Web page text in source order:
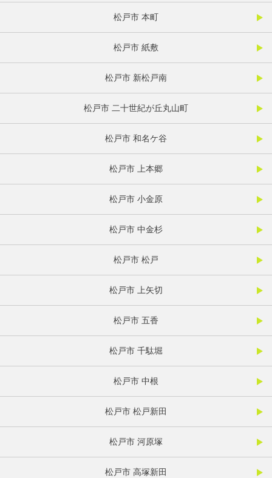
松戸市 本町
松戸市 紙敷
松戸市 新松戸南
松戸市 二十世紀が丘丸山町
松戸市 和名ケ谷
松戸市 上本郷
松戸市 小金原
松戸市 中金杉
松戸市 松戸
松戸市 上矢切
松戸市 五香
松戸市 千駄堀
松戸市 中根
松戸市 松戸新田
松戸市 河原塚
松戸市 高塚新田